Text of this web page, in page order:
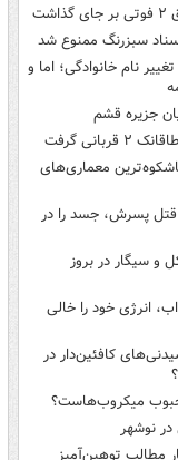
سبزرنگ ممنوع شد
نام خانوادگی؛ اما و
جزیره قشم
گرفت
معماری‌های
پسرش، جسد را در
و سیگار در بروز
انرژی خود را خالی
کافئین‌دار در
میکروب‌هاست؟
نوشهر
مطالب توهین‌آمیز